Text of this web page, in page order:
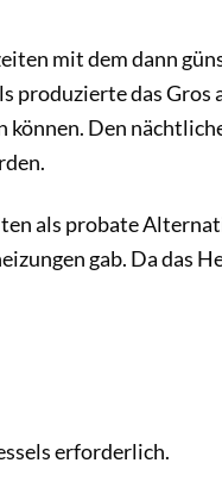
mit dem dann
das
Den
als probate
gab. Da das
erforderlich.